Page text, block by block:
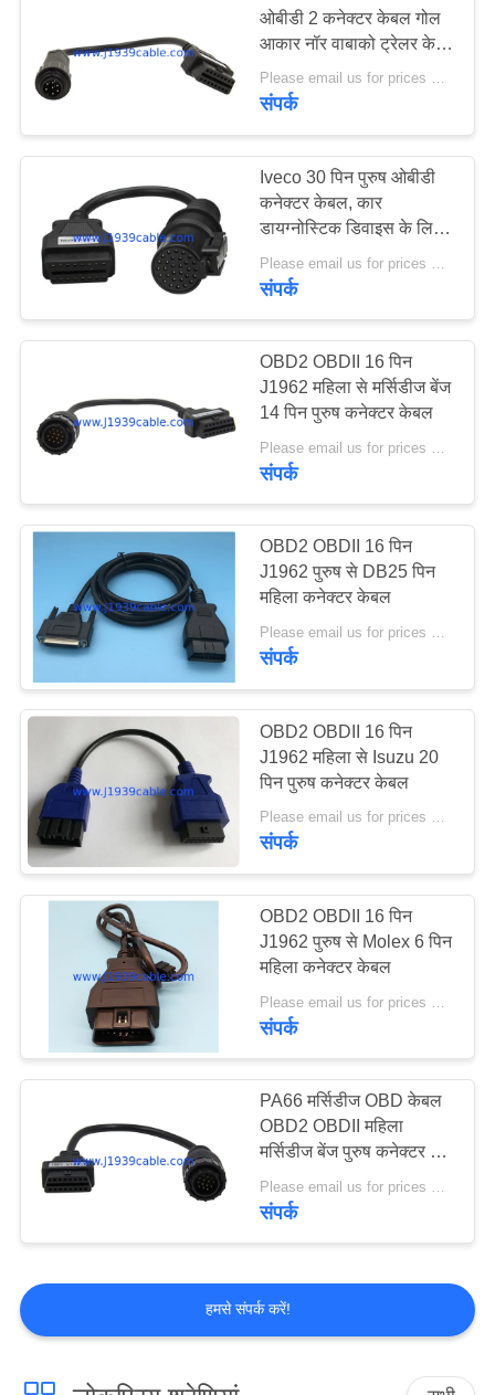
OBD2 विस्तार केबल
ओबीडी 2 कनेक्टर केबल
17
ओबीडी 2 वाई केबल
37
16 पिन ओबीडी 2
कनेक्टर
ओबीडी 2 संलग्नक
49
कार ओबीडी केबल
9
ओबीडी 2 कनेक्टर केबल गोल
आकार नॉर वाबाको ट्रेलर के
लिए
Please email us for prices MOQ:100 पीसी
संपर्क
Iveco 30 पिन पुरुष ओबीडी
कनेक्टर केबल, कार
डायग्नोस्टिक डिवाइस के लिए
Obd2 एडाप्टर केबल
संपर्क
OBD2 OBDII 16 पिन
J1962 महिला से मर्सिडीज बेंज
14 पिन पुरुष कनेक्टर केबल
Please email us for prices MOQ:100 पीसी
संपर्क
OBD2 OBDII 16 पिन
J1962 पुरुष से DB25 पिन
महिला कनेक्टर केबल
Please email us for prices MOQ:100 पीसी
संपर्क
OBD2 OBDII 16 पिन
J1962 महिला से Isuzu 20
पिन पुरुष कनेक्टर केबल
Please email us for prices MOQ:100 पीसी
संपर्क
OBD2 OBDII 16 पिन
J1962 पुरुष से Molex 6 पिन
महिला कनेक्टर केबल
संपर्क
PA66 मर्सिडीज OBD केबल
OBD2 OBDII महिला
मर्सिडीज बेंज पुरुष कनेक्टर के
लिए
संपर्क
हमसे संपर्क करें!